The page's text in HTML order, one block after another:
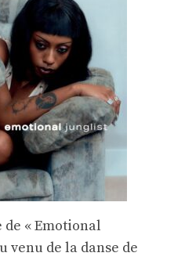
de « Emotional
venu de la danse de